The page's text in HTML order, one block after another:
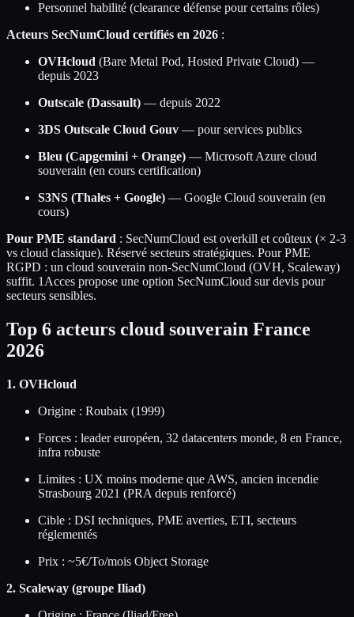
Personnel habilité (clearance défense pour certains rôles)
Acteurs SecNumCloud certifiés en 2026 :
OVHcloud (Bare Metal Pod, Hosted Private Cloud) —
depuis 2023
Outscale (Dassault) — depuis 2022
3DS Outscale Cloud Gouv — pour services publics
Bleu (Capgemini + Orange) — Microsoft Azure cloud
souverain (en cours certification)
S3NS (Thales + Google) — Google Cloud souverain (en
cours)
Pour PME standard : SecNumCloud est overkill et coûteux (× 2-3
vs cloud classique). Réservé secteurs stratégiques. Pour PME
RGPD : un cloud souverain non-SecNumCloud (OVH, Scaleway)
suffit. 1Acces propose une option SecNumCloud sur devis pour
secteurs sensibles.
Top 6 acteurs cloud souverain France
2026
1. OVHcloud
Origine : Roubaix (1999)
Forces : leader européen, 32 datacenters monde, 8 en France,
infra robuste
Limites : UX moins moderne que AWS, ancien incendie
Strasbourg 2021 (PRA depuis renforcé)
Cible : DSI techniques, PME averties, ETI, secteurs
réglementés
Prix : ~5€/To/mois Object Storage
2. Scaleway (groupe Iliad)